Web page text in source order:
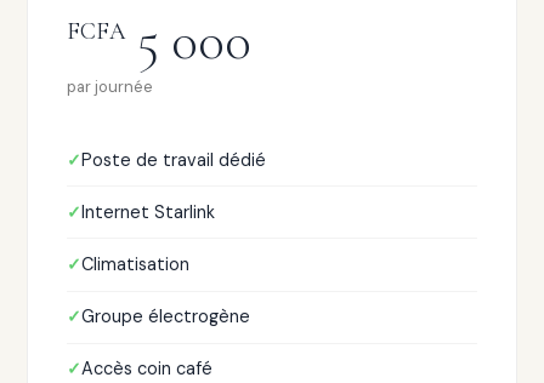
FCFA5 000
par journée
Poste de travail dédié
Internet Starlink
Climatisation
Groupe électrogène
Accès coin café